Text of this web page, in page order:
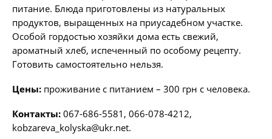
питание. Блюда приготовлены из натуральных
продуктов, выращенных на приусадебном участке.
Особой гордостью хозяйки дома есть свежий,
ароматный хлеб, испеченный по особому рецепту.
Готовить самостоятельно нельзя.
Цены: проживание с питанием – 300 грн с человека.
Контакты: 067-686-5581, 066-078-4212,
kobzareva_kolyska@ukr.net.